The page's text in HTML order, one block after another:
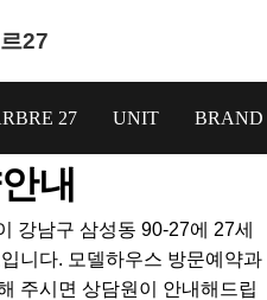
27
27 UNIT
내
강남구 삼성동 90-27에 27세
니다. 모델하우스 방문예약과
주시면 상담원이 안내해드립